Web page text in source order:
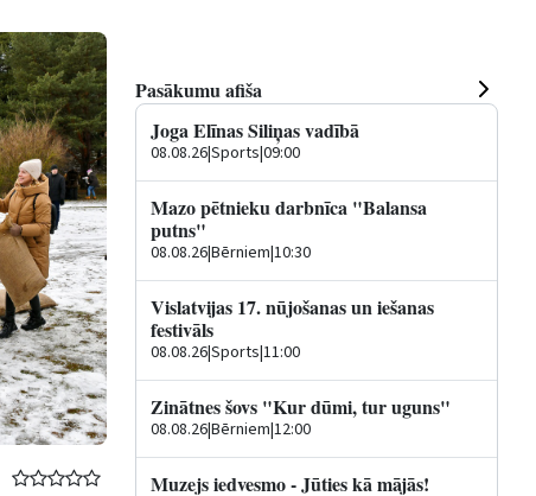
Pasākumu afiša
Joga Elīnas Siliņas vadībā
08.08.26|Sports|09:00
Mazo pētnieku darbnīca "Balansa
putns"
08.08.26|Bērniem|10:30
Vislatvijas 17. nūjošanas un iešanas
festivāls
08.08.26|Sports|11:00
Zinātnes šovs "Kur dūmi, tur uguns"
08.08.26|Bērniem|12:00
Muzejs iedvesmo - Jūties kā mājās!